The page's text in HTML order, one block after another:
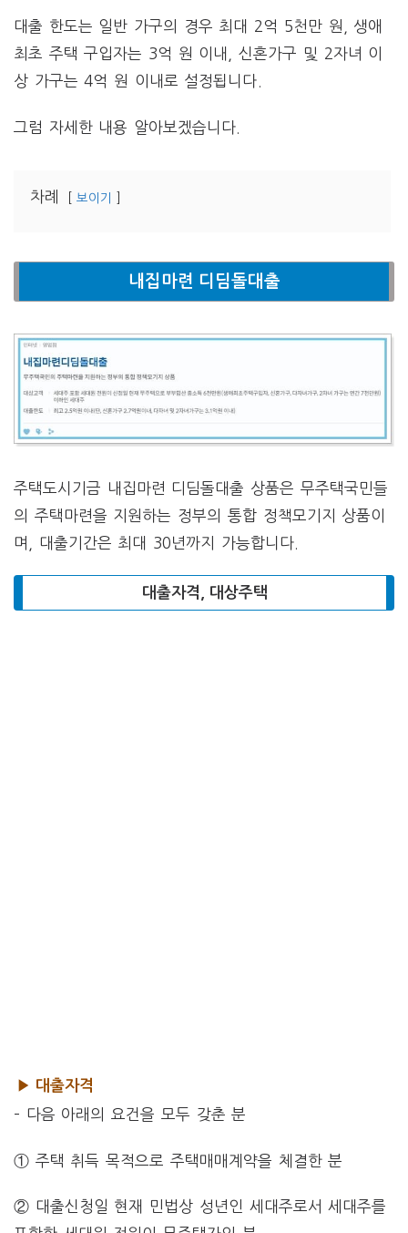
대출 한도는 일반 가구의 경우 최대 2억 5천만 원, 생애
최초 주택 구입자는 3억 원 이내, 신혼가구 및 2자녀 이
상 가구는 4억 원 이내로 설정됩니다​.
그럼 자세한 내용 알아보겠습니다.
차례 보이기
내집마련 디딤돌대출
주택도시기금 내집마련 디딤돌대출 상품은 무주택국민들
의 주택마련을 지원하는 정부의 통합 정책모기지 상품이
며, 대출기간은 최대 30년까지 가능합니다.
대출자격, 대상주택
▶ 대출자격
– 다음 아래의 요건을 모두 갖춘 분
① 주택 취득 목적으로 주택매매계약을 체결한 분
② 대출신청일 현재 민법상 성년인 세대주로서 세대주를